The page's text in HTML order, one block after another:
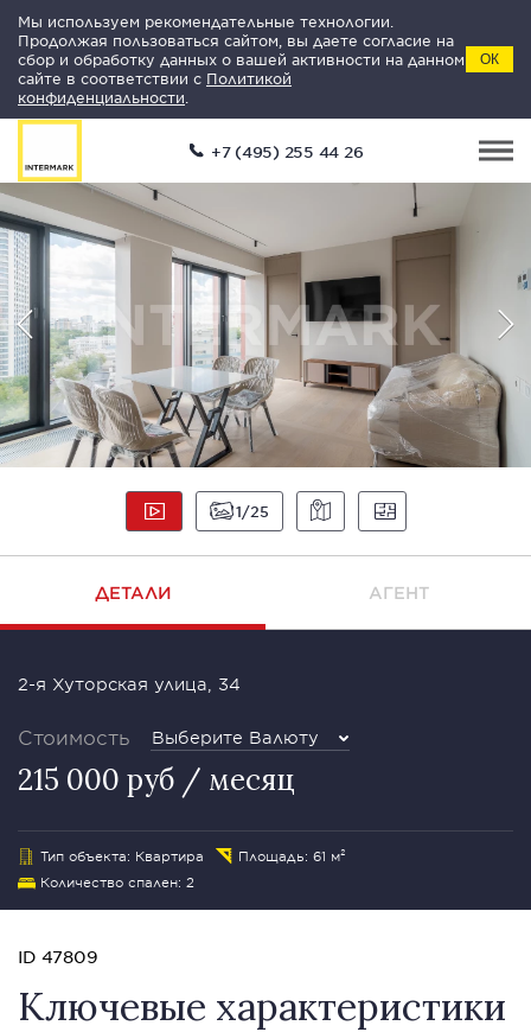
Мы используем рекомендательные технологии.
Продолжая пользоваться сайтом, вы даете согласие на
сбор и обработку данных о вашей активности на данном
сайте в соответствии с Политикой
конфиденциальности
ОК
+7 (495) 255 44 26
1 25
ДЕТАЛИ АГЕНТ
2-я Хуторская улица, 34
Стоимость Выберите Валюту
215 000 руб / месяц
Тип объекта: Квартира
Площадь: 61 м²
Количество спален: 2
ID 47809
Ключевые характеристики